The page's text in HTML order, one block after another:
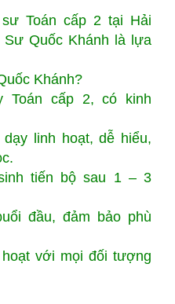
Toán cấp 2 tại Hải
Quốc Khánh là lựa
Khánh?
Toán cấp 2, có kinh
linh hoạt, dễ hiểu,
tiến bộ sau 1 – 3
đầu, đảm bảo phù
với mọi đối tượng